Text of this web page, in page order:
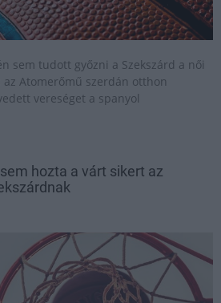
sem tudott győzni a Szekszárd a női
Atomerőmű szerdán otthon
vereséget a spanyol
hozta a várt sikert az